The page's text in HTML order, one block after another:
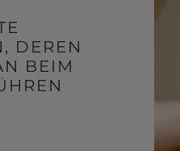
DEREN
BEIM